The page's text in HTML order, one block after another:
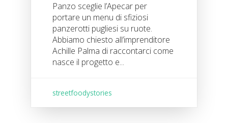
Panzo sceglie l’Apecar per
portare un menu di sfiziosi
panzerotti pugliesi su ruote.
Abbiamo chiesto all’imprenditore
Achille Palma di raccontarci come
nasce il progetto e...
streetfoodystories